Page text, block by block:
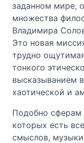
заданном мире,
множества
Владимира
Это новая
трудно
тонкого
высказыванием
хаотической и
Подобно сферам
которых есть
смыслов,